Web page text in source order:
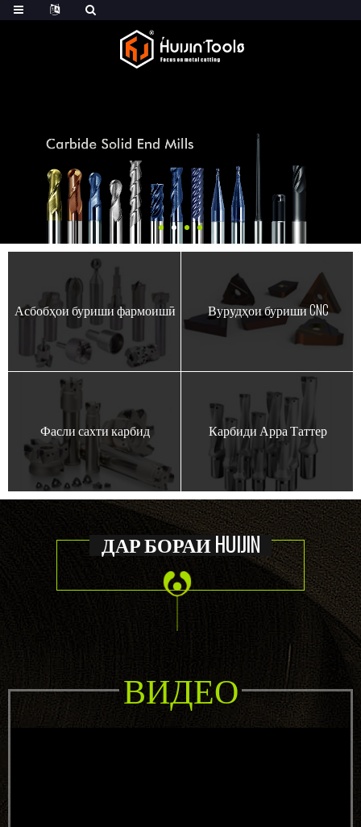
Асбобҳои буриши фармоишӣ Вурудҳои буриши CNC
Фасли сахти карбид Карбиди Арра Таттер
ДАР БОРАИ HUIJIN
ВИДЕО